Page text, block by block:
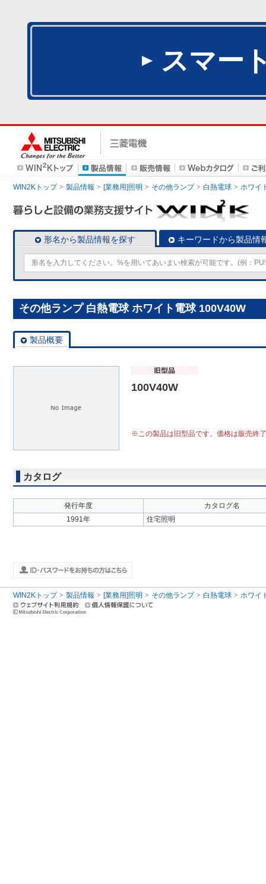
スマー
WIN2Kトップ 製品情報 [業務用]照明 その他ランプ 白熱電球 ホワイ
形名から製品情報を探す キーワードから製品情
その他ランプ 白熱電球 ホワイト電球 100V40W
製品概要
100V40W
※この製品は旧型品です。価格は販売終
カタログ
発行年度
カタログ名
1991年
住宅照明
WIN2Kトップ 製品情報 [業務用]照明 その他ランプ 白熱電球 ホワイ